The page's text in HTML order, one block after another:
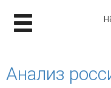
Анализ